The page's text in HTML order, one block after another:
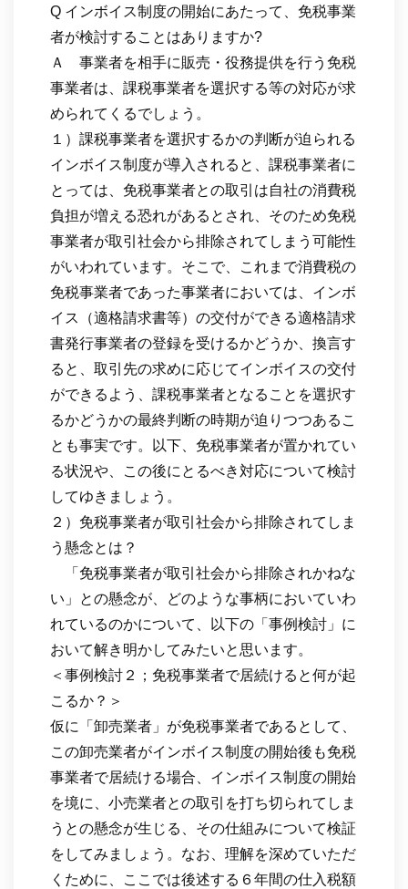
Q インボイス制度の開始にあたって、免税事業
者が検討することはありますか?
Ａ 事業者を相手に販売・役務提供を行う免税
事業者は、課税事業者を選択する等の対応が求
められてくるでしょう。
１）課税事業者を選択するかの判断が迫られる
インボイス制度が導入されると、課税事業者に
とっては、免税事業者との取引は自社の消費税
負担が増える恐れがあるとされ、そのため免税
事業者が取引社会から排除されてしまう可能性
がいわれています。そこで、これまで消費税の
免税事業者であった事業者においては、インボ
イス（適格請求書等）の交付ができる適格請求
書発行事業者の登録を受けるかどうか、換言す
ると、取引先の求めに応じてインボイスの交付
ができるよう、課税事業者となることを選択す
るかどうかの最終判断の時期が迫りつつあるこ
とも事実です。以下、免税事業者が置かれてい
る状況や、この後にとるべき対応について検討
してゆきましょう。
２）免税事業者が取引社会から排除されてしま
う懸念とは？
「免税事業者が取引社会から排除されかねな
い」との懸念が、どのような事柄においていわ
れているのかについて、以下の「事例検討」に
おいて解き明かしてみたいと思います。
＜事例検討２；免税事業者で居続けると何が起
こるか？＞
仮に「卸売業者」が免税事業者であるとして、
この卸売業者がインボイス制度の開始後も免税
事業者で居続ける場合、インボイス制度の開始
を境に、小売業者との取引を打ち切られてしま
うとの懸念が生じる、その仕組みについて検証
をしてみましょう。なお、理解を深めていただ
くために、ここでは後述する６年間の仕入税額